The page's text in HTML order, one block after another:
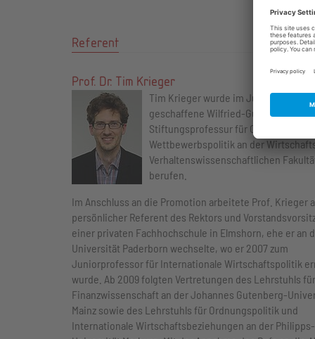
Referent
Prof. Dr. Tim Krieger
Tim Krieger wurde im Juli 2012 auf
geschaffene Wilfried-Guth-
Stiftungsprofessur für Ordnungs- und
Wettbewerbspolitik an der
Verhaltenswissenschaftlichen
berufen.
Im Anschluss an die Promotion arbeitete Prof. Krieger
persönlicher Referent des Rektors und
einer privaten Fachhochschule in Elmshorn, ehe er an
Universität Paderborn wechselte, wo er 2007 zum
Juniorprofessor für Internationale Wirtschaftspolitik
wurde. Ab 2009 folgten Vertretungen des Lehrstuhls für
Finanzwissenschaft an der Johannes Gutenberg-
Mainz sowie des Lehrstuhls für Ordnungspolitik und
Internationale Wirtschaftsbeziehungen an der Philipps-